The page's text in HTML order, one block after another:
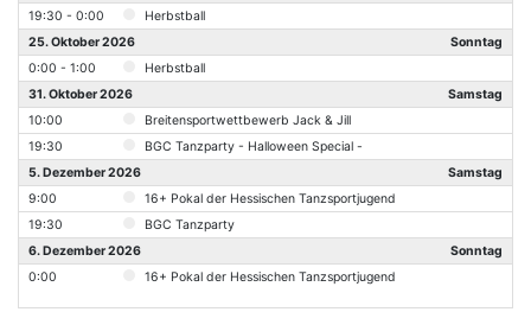
19:30 - 0:00
Herbstball
25. Oktober 2026
Sonntag
0:00 - 1:00
Herbstball
31. Oktober 2026
Samstag
10:00
Breitensportwettbewerb Jack & Jill
19:30
BGC Tanzparty - Halloween Special -
5. Dezember 2026
Samstag
9:00
16+ Pokal der Hessischen Tanzsportjugend
19:30
BGC Tanzparty
6. Dezember 2026
Sonntag
0:00
16+ Pokal der Hessischen Tanzsportjugend